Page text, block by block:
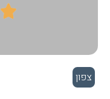

צפון